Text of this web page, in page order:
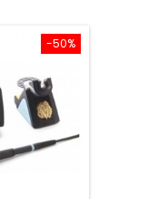
-50%